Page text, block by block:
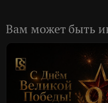
Вам может быть